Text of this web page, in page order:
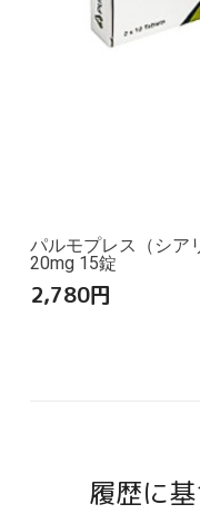
パルモプレス（シア
20mg 15錠
2,780円
履歴に